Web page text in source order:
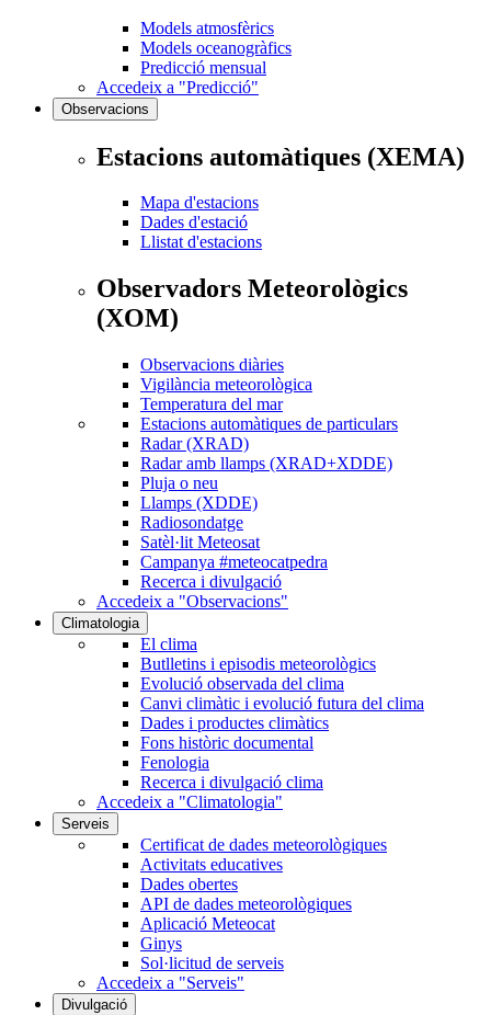
Models atmosfèrics
Models oceanogràfics
Predicció mensual
Accedeix a "Predicció"
Observacions
Estacions automàtiques (XEMA)
Mapa d'estacions
Dades d'estació
Llistat d'estacions
Observadors Meteorològics
(XOM)
Observacions diàries
Vigilància meteorològica
Temperatura del mar
Estacions automàtiques de particulars
Radar (XRAD)
Radar amb llamps (XRAD+XDDE)
Pluja o neu
Llamps (XDDE)
Radiosondatge
Satèl·lit Meteosat
Campanya #meteocatpedra
Recerca i divulgació
Accedeix a "Observacions"
Climatologia
El clima
Butlletins i episodis meteorològics
Evolució observada del clima
Canvi climàtic i evolució futura del clima
Dades i productes climàtics
Fons històric documental
Fenologia
Recerca i divulgació clima
Accedeix a "Climatologia"
Serveis
Certificat de dades meteorològiques
Activitats educatives
Dades obertes
API de dades meteorològiques
Aplicació Meteocat
Ginys
Sol·licitud de serveis
Accedeix a "Serveis"
Divulgació